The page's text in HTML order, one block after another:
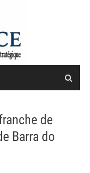
de
Barra do